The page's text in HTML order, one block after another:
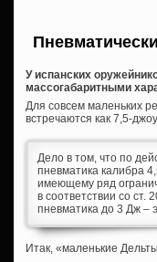
У испанских
массогабаритными
Для совсем маленьких
встречаются как 7,5-
Дело в том, что по
пневматика калибра
имеющему ряд
в соответствии со
пневматика до 3 Дж –
Итак, «маленькие